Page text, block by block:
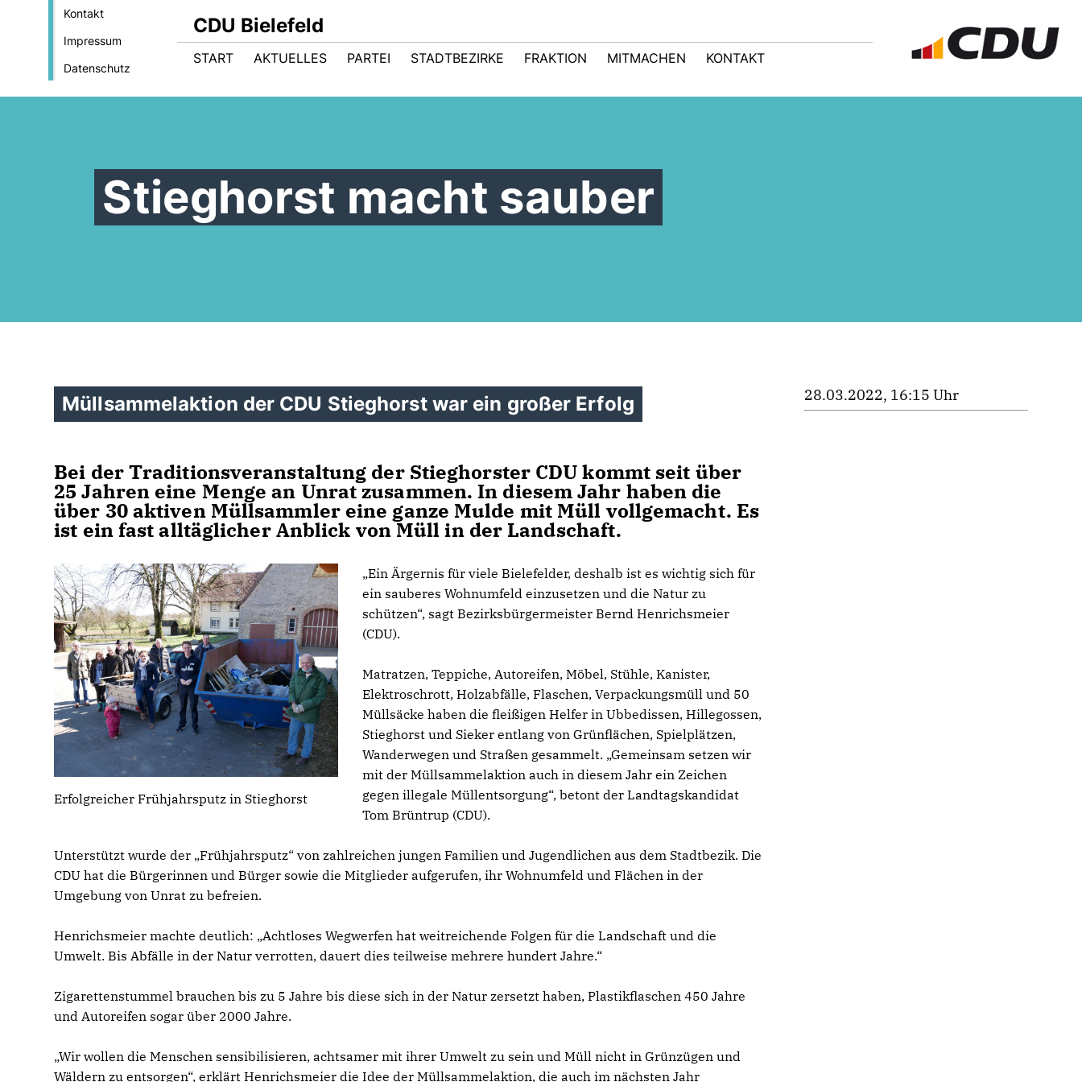
Kontakt
Impressum
Datenschutz
CDU Bielefeld
START AKTUELLES PARTEI STADTBEZIRKE FRAKTION MITMACHEN KONTAKT
Stieghorst macht sauber
Müllsammelaktion der CDU Stieghorst war ein großer Erfolg
Bei der Traditionsveranstaltung der Stieghorster CDU kommt seit über
25 Jahren eine Menge an Unrat zusammen. In diesem Jahr haben die
über 30 aktiven Müllsammler eine ganze Mulde mit Müll vollgemacht. Es
ist ein fast alltäglicher Anblick von Müll in der Landschaft.
Erfolgreicher Frühjahrsputz in Stieghorst
Ein Ärgernis für viele Bielefelder, deshalb ist es wichtig sich für
ein sauberes Wohnumfeld einzusetzen und die Natur zu
schützen“, sagt Bezirksbürgermeister Bernd Henrichsmeier
(CDU).
Matratzen, Teppiche, Autoreifen, Möbel, Stühle, Kanister,
Elektroschrott, Holzabfälle, Flaschen, Verpackungsmüll und 50
Müllsäcke haben die fleißigen Helfer in Ubbedissen, Hillegossen,
Stieghorst und Sieker entlang von Grünflächen, Spielplätzen,
Wanderwegen und Straßen gesammelt. „Gemeinsam setzen wir
mit der Müllsammelaktion auch in diesem Jahr ein Zeichen
gegen illegale Müllentsorgung“, betont der Landtagskandidat
Tom Brüntrup (CDU).
Unterstützt wurde der „Frühjahrsputz“ von zahlreichen jungen Familien und Jugendlichen aus dem Stadtbezik. Die
CDU hat die Bürgerinnen und Bürger sowie die Mitglieder aufgerufen, ihr Wohnumfeld und Flächen in der
Umgebung von Unrat zu befreien.
Henrichsmeier machte deutlich: „Achtloses Wegwerfen hat weitreichende Folgen für die Landschaft und die
Umwelt. Bis Abfälle in der Natur verrotten, dauert dies teilweise mehrere hundert Jahre.“
Zigarettenstummel brauchen bis zu 5 Jahre bis diese sich in der Natur zersetzt haben, Plastikflaschen 450 Jahre
und Autoreifen sogar über 2000 Jahre.
Wir wollen die Menschen sensibilisieren, achtsamer mit ihrer Umwelt zu sein und Müll nicht in Grünzügen und
Wäldern zu entsorgen“, erklärt Henrichsmeier die Idee der Müllsammelaktion, die auch im nächsten Jahr
28.03.2022, 16:15 Uhr